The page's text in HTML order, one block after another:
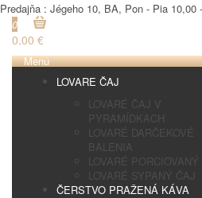
Predajňa : Jégeho 10, BA, Pon - Pia 10,00
0
0.00 €
Menu
LOVARE ČAJ
LOVARÉ ČAJ V
PYRAMÍDKACH
LOVARÉ DARČEKOVÉ
BALENIA
LOVARÉ PORCIOVANÝ
LOVARÉ SYPANÝ ČAJ
ČERSTVO PRAŽENÁ KÁVA